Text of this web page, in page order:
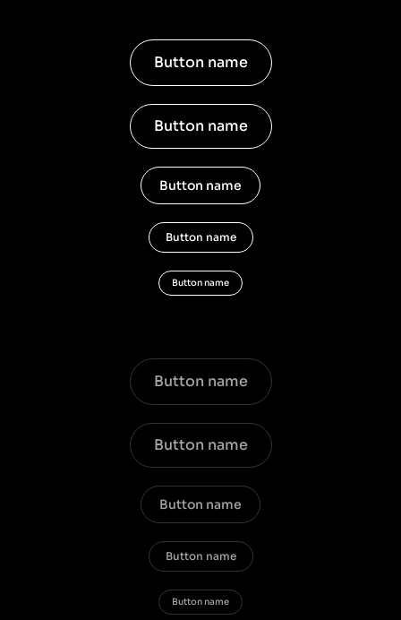
Button name
Button name
Button name
Button name
Button name
Button name
Button name
Button name
Button name
Button name